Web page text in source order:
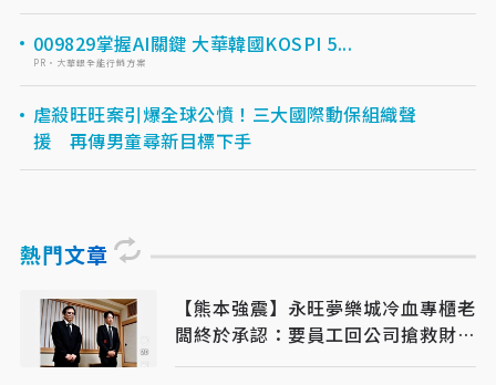
009829掌握AI關鍵 大華韓國KOSPI 5...
PR・大華銀全能行銷方案
虐殺旺旺案引爆全球公憤！三大國際動保組織聲
援 再傳男童尋新目標下手
熱門文章
【熊本強震】永旺夢樂城冷血專櫃老
闆終於承認：要員工回公司搶救財務
才導致死亡